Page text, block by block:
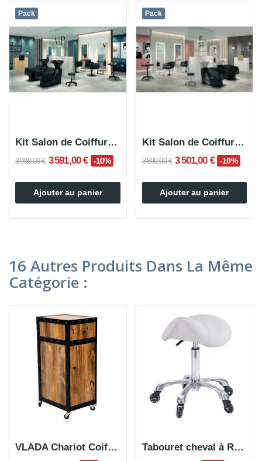
Pack
Kit Salon de Coiffure Complet BLUE
3 990,00 € 3 591,00 € -10%
Ajouter au panier
Pack
Kit Salon de Coiffure Complet GLOWY
3 890,00 € 3 501,00 € -10%
Ajouter au panier
16 Autres Produits Dans La Même
Catégorie :
VLADA Chariot Coiffure et Barbershop
Tabouret cheval à Roulettes rapides HUDA WHITE